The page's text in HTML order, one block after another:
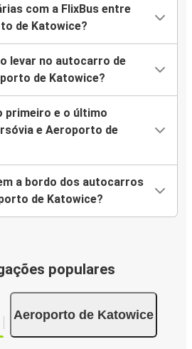
com a FlixBus entre
de Katowice?
levar no autocarro de
de Katowice?
primeiro e o último
e Aeroporto de
a bordo dos autocarros
de Katowice?
populares
Aeroporto de Katowice